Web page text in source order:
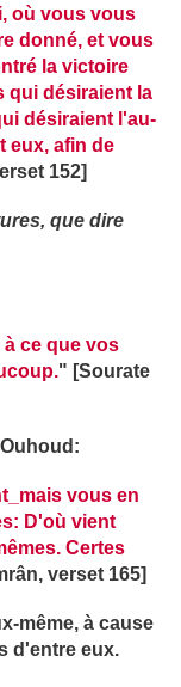
où vous vous
donné, et vous
la victoire
qui désiraient la
désiraient l'au-
eux, afin de
152]
que dire
ce que vos
" [Sourate
vous en
D'où vient
Certes
verset 165]
même, à cause
d'entre eux.